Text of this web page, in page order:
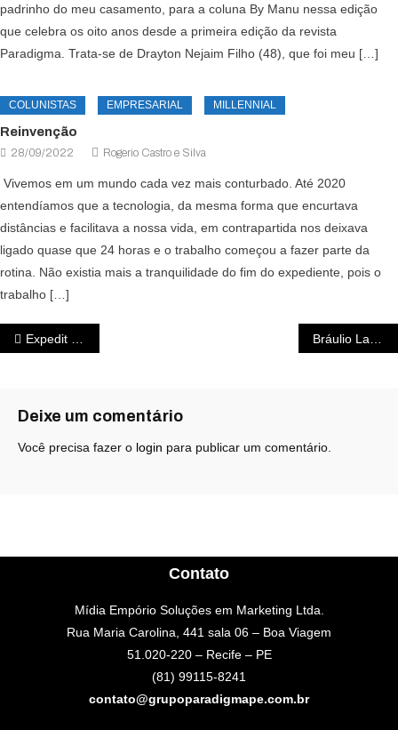
padrinho do meu casamento, para a coluna By Manu nessa edição
que celebra os oito anos desde a primeira edição da revista
Paradigma. Trata-se de Drayton Nejaim Filho (48), que foi meu […]
COLUNISTAS EMPRESARIAL MILLENNIAL
Reinvenção
28/09/2022 Rogerio Castro e Silva
Vivemos em um mundo cada vez mais conturbado. Até 2020
entendíamos que a tecnologia, da mesma forma que encurtava
distâncias e facilitava a nossa vida, em contrapartida nos deixava
ligado quase que 24 horas e o trabalho começou a fazer parte da
rotina. Não existia mais a tranquilidade do fim do expediente, pois o
trabalho […]
Expedit com acompanhamento no TSE e TRE
Deixe um comentário
Você precisa fazer o login para publicar um comentário.
Contato
Mídia Empório Soluções em Marketing Ltda.
Rua Maria Carolina, 441 sala 06 – Boa Viagem
51.020-220 – Recife – PE
(81) 99115-8241
contato@grupoparadigmape.com.br